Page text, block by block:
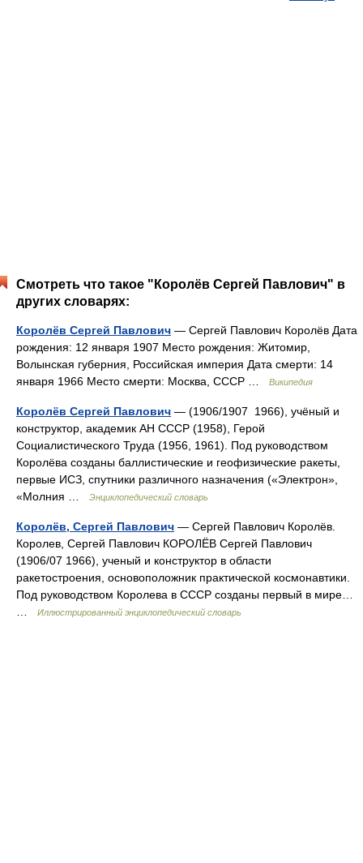
Смотреть что такое "Королёв Сергей Павлович" в
других словарях:
Королёв Сергей Павлович — Сергей Павлович Королёв Дата
рождения: 12 января 1907 Место рождения: Житомир,
Волынская губерния, Российская империя Дата смерти: 14
января 1966 Место смерти: Москва, СССР …
Википедия
Королёв Сергей Павлович — (1906/1907 1966), учёный и
конструктор, академик АН СССР (1958), Герой
Социалистического Труда (1956, 1961). Под руководством
Королёва созданы баллистические и геофизические ракеты,
первые ИСЗ, спутники различного назначения («Электрон»,
«Молния …
Энциклопедический словарь
Королёв, Сергей Павлович — Сергей Павлович Королёв.
Королев, Сергей Павлович КОРОЛЁВ Сергей Павлович
(1906/07 1966), ученый и конструктор в области
ракетостроения, основоположник практической космонавтики.
Под руководством Королева в СССР созданы первый в мире…
Иллюстрированный энциклопедический словарь